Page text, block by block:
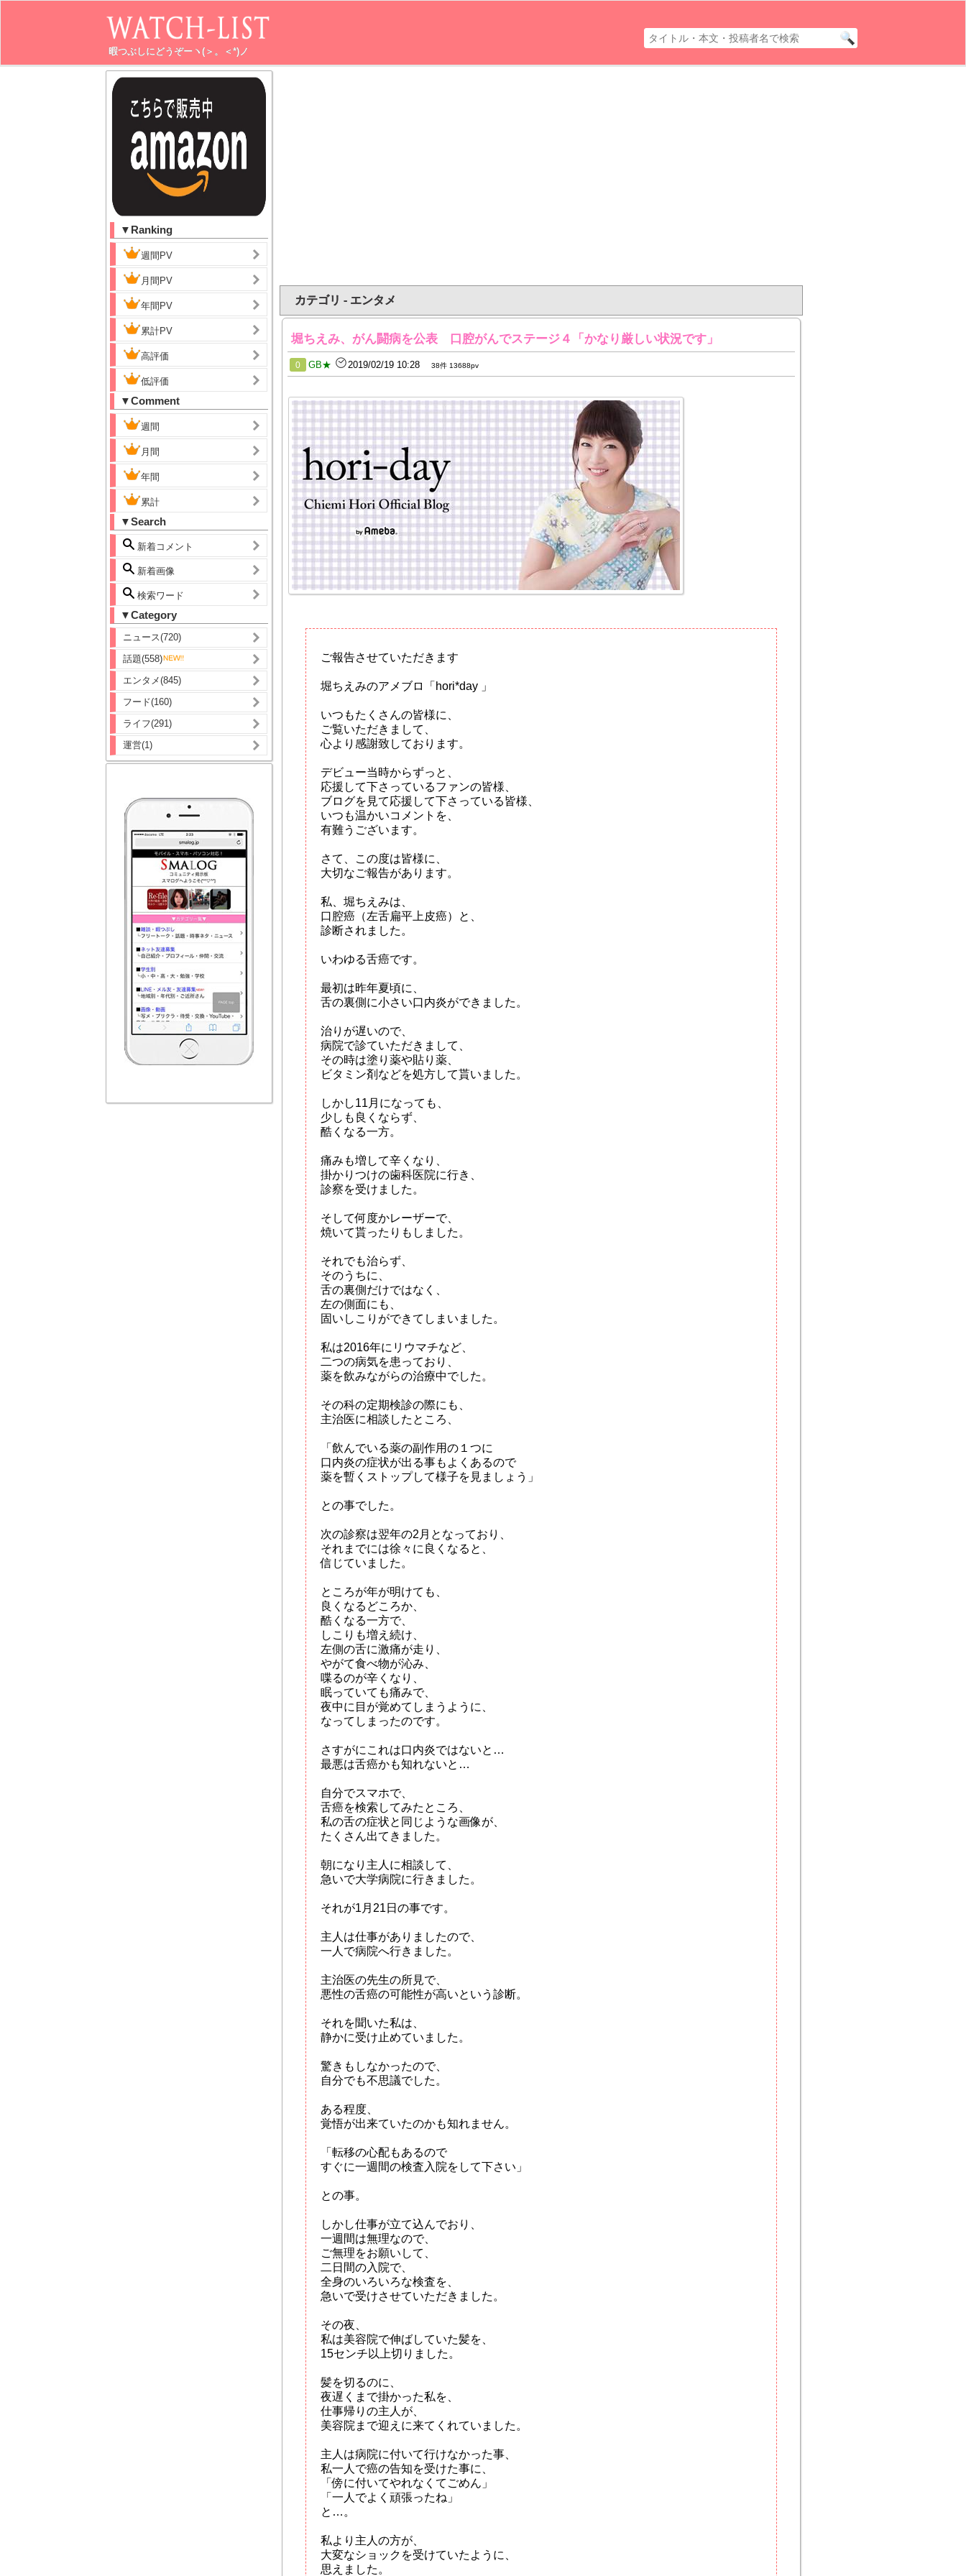
暇つぶしにどうぞーヽ(＞。＜*)ノ
▼Ranking
週間PV
月間PV
年間PV
累計PV
高評価
低評価
▼Comment
週間
月間
年間
累計
▼Search
新着コメント
新着画像
検索ワード
▼Category
ニュース(720)
話題(558)
エンタメ(845)
フード(160)
ライフ(291)
運営(1)
カテゴリ - エンタメ
堀ちえみ、がん闘病を公表 口腔がんでステージ４「かなり厳しい状況です」
0 GB★ 2019/02/19 10:28 38件 13688pv
ご報告させていただきます
堀ちえみのアメブロ「hori*day 」
いつもたくさんの皆様に、
ご覧いただきまして、
心より感謝致しております。
デビュー当時からずっと、
応援して下さっているファンの皆様、
ブログを見て応援して下さっている皆様、
いつも温かいコメントを、
有難うございます。
さて、この度は皆様に、
大切なご報告があります。
私、堀ちえみは、
口腔癌（左舌扁平上皮癌）と、
診断されました。
いわゆる舌癌です。
最初は昨年夏頃に、
舌の裏側に小さい口内炎ができました。
治りが遅いので、
病院で診ていただきまして、
その時は塗り薬や貼り薬、
ビタミン剤などを処方して貰いました。
しかし11月になっても、
少しも良くならず、
酷くなる一方。
痛みも増して辛くなり、
掛かりつけの歯科医院に行き、
診察を受けました。
そして何度かレーザーで、
焼いて貰ったりもしました。
それでも治らず、
そのうちに、
舌の裏側だけではなく、
左の側面にも、
固いしこりができてしまいました。
私は2016年にリウマチなど、
二つの病気を患っており、
薬を飲みながらの治療中でした。
その科の定期検診の際にも、
主治医に相談したところ、
「飲んでいる薬の副作用の１つに
口内炎の症状が出る事もよくあるので
薬を暫くストップして様子を見ましょう」
との事でした。
次の診察は翌年の2月となっており、
それまでには徐々に良くなると、
信じていました。
ところが年が明けても、
良くなるどころか、
酷くなる一方で、
しこりも増え続け、
左側の舌に激痛が走り、
やがて食べ物が沁み、
喋るのが辛くなり、
眠っていても痛みで、
夜中に目が覚めてしまうように、
なってしまったのです。
さすがにこれは口内炎ではないと…
最悪は舌癌かも知れないと…
自分でスマホで、
舌癌を検索してみたところ、
私の舌の症状と同じような画像が、
たくさん出てきました。
朝になり主人に相談して、
急いで大学病院に行きました。
それが1月21日の事です。
主人は仕事がありましたので、
一人で病院へ行きました。
主治医の先生の所見で、
悪性の舌癌の可能性が高いという診断。
それを聞いた私は、
静かに受け止めていました。
驚きもしなかったので、
自分でも不思議でした。
ある程度、
覚悟が出来ていたのかも知れません。
「転移の心配もあるので
すぐに一週間の検査入院をして下さい」
との事。
しかし仕事が立て込んでおり、
一週間は無理なので、
ご無理をお願いして、
二日間の入院で、
全身のいろいろな検査を、
急いで受けさせていただきました。
その夜、
私は美容院で伸ばしていた髪を、
15センチ以上切りました。
髪を切るのに、
夜遅くまで掛かった私を、
仕事帰りの主人が、
美容院まで迎えに来てくれていました。
主人は病院に付いて行けなかった事、
私一人で癌の告知を受けた事に、
「傍に付いてやれなくてごめん」
「一人でよく頑張ったね」
と…。
私より主人の方が、
大変なショックを受けていたように、
思えました。